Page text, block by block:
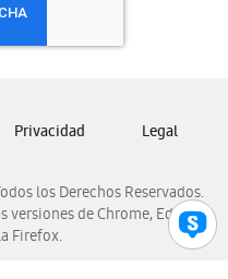
los Derechos Reservados.
versiones de Chrome, Edge,
Firefox.
Privacidad Legal